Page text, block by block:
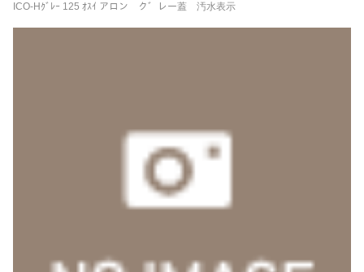
ICO-Hｸﾞﾚｰ 125 ｵｽｲ アロン ク゛レー蓋 汚水表示